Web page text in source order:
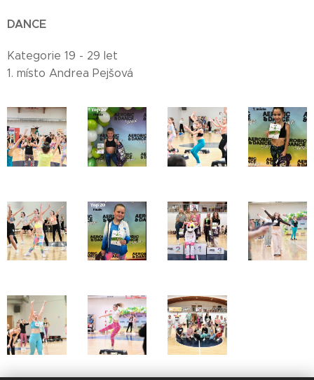
DANCE
Kategorie 19 - 29 let
1. místo Andrea Pejšová